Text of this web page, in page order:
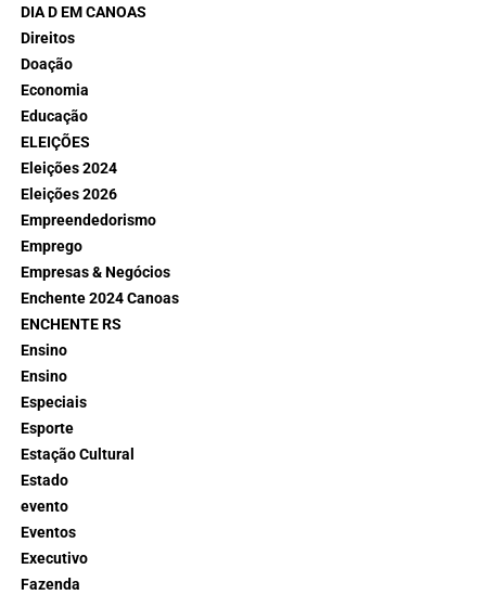
DIA D EM CANOAS
Direitos
Doação
Economia
Educação
ELEIÇÕES
Eleições 2024
Eleições 2026
Empreendedorismo
Emprego
Empresas & Negócios
Enchente 2024 Canoas
ENCHENTE RS
Ensino
Ensino
Especiais
Esporte
Estação Cultural
Estado
evento
Eventos
Executivo
Fazenda